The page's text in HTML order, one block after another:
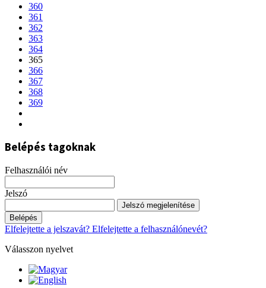
360
361
362
363
364
365
366
367
368
369
Belépés tagoknak
Felhasználói név
Jelszó
Jelszó megjelenítése
Belépés
Elfelejtette a jelszavát? Elfelejtette a felhasználónevét?
Válasszon nyelvet